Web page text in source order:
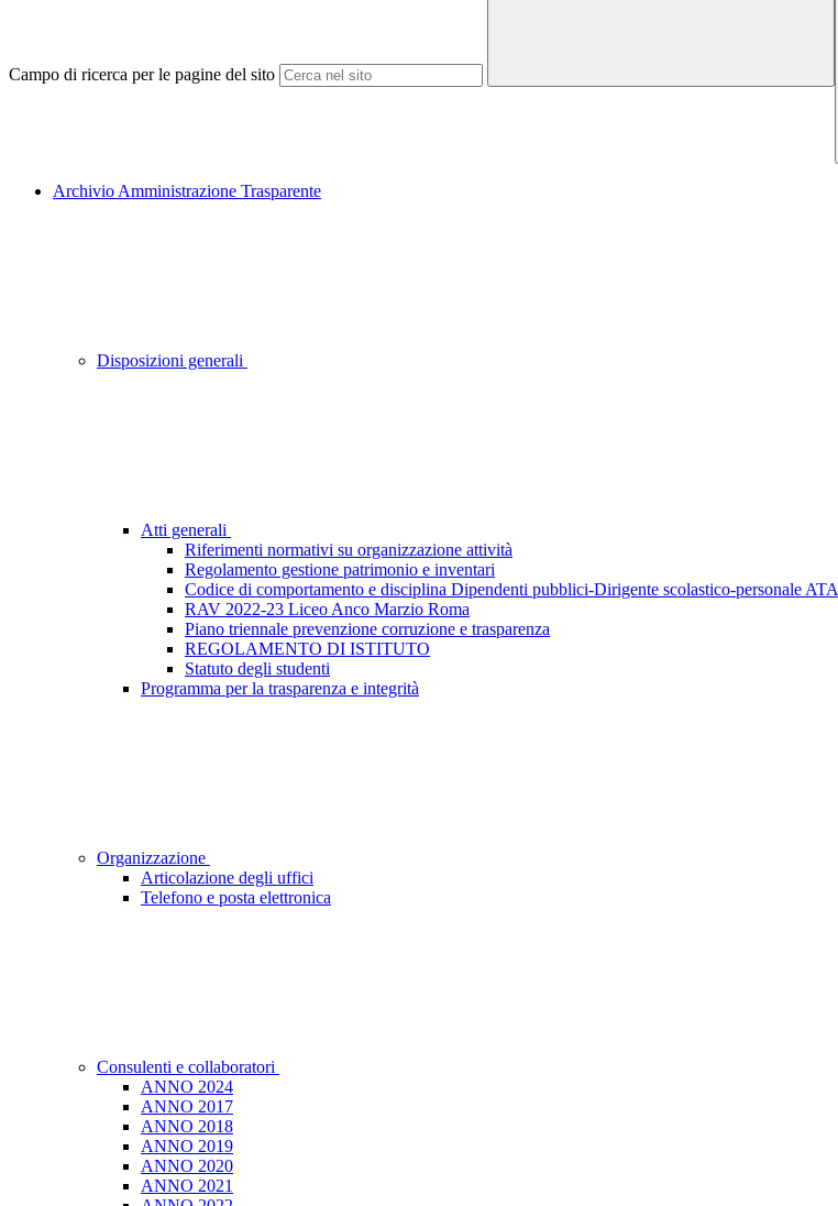
Campo di ricerca per le pagine del sito
Archivio Amministrazione Trasparente
Disposizioni generali
Atti generali
Riferimenti normativi su organizzazione attività
Regolamento gestione patrimonio e inventari
Codice di comportamento e disciplina Dipendenti pubblici-Dirigente scolastico-personale
RAV 2022-23 Liceo Anco Marzio Roma
Piano triennale prevenzione corruzione e trasparenza
REGOLAMENTO DI ISTITUTO
Statuto degli studenti
Programma per la trasparenza e integrità
Organizzazione
Articolazione degli uffici
Telefono e posta elettronica
Consulenti e collaboratori
ANNO 2024
ANNO 2017
ANNO 2018
ANNO 2019
ANNO 2020
ANNO 2021